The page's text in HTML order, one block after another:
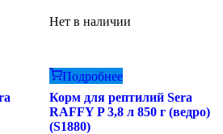
Нет в наличии
Подробнее
Корм для рептилий Sera
RAFFY P 3,8 л 850 г (ведро)
(S1880)